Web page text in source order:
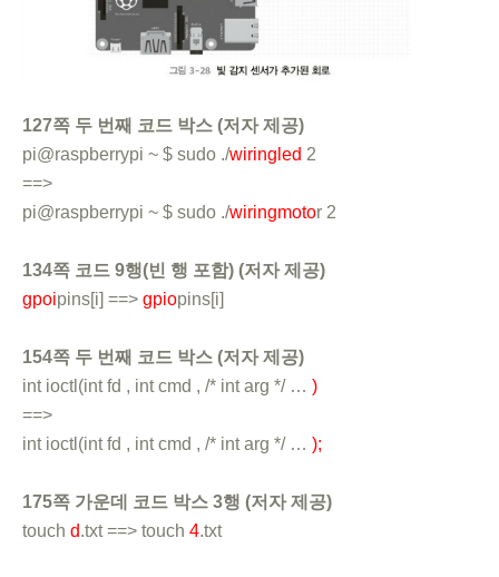
127쪽 두 번째 코드 박스 (저자 제공)
pi@raspberrypi ~ $ sudo ./wiringled 2
==>
pi@raspberrypi ~ $ sudo ./wiringmotor 2
134쪽 코드 9행(빈 행 포함) (저자 제공)
gpoipins[i] ==> gpiopins[i]
154쪽 두 번째 코드 박스 (저자 제공)
int ioctl(int fd , int cmd , /* int arg */ … )
==>
int ioctl(int fd , int cmd , /* int arg */ … );
175쪽 가운데 코드 박스 3행 (저자 제공)
touch d.txt ==> touch 4.txt